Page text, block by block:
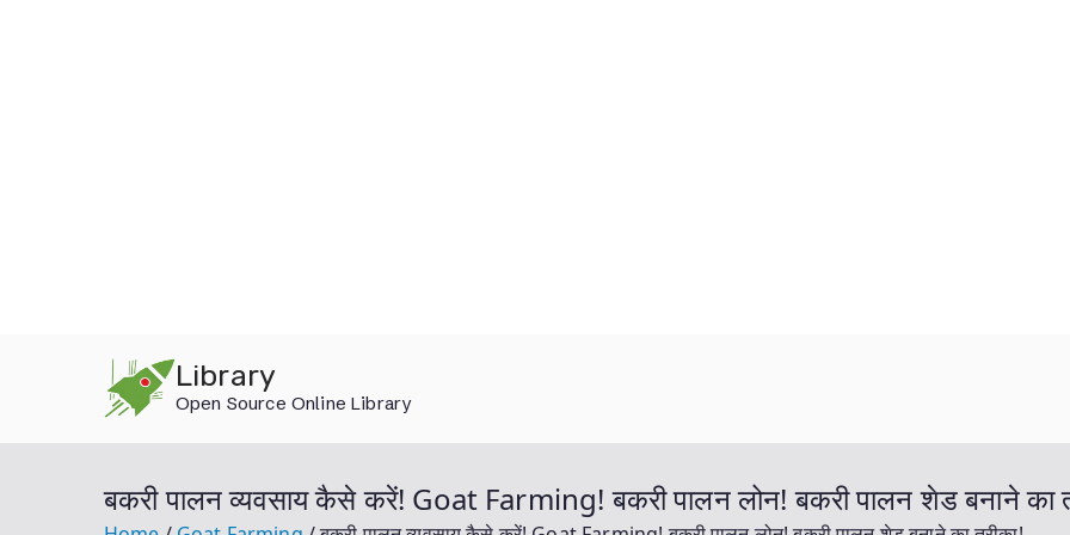
Library
Open Source Online Library
बकरी पालन व्यवसाय कैसे करें! Goat Farming! बकरी पालन लोन! बकरी पालन शेड बनाने का